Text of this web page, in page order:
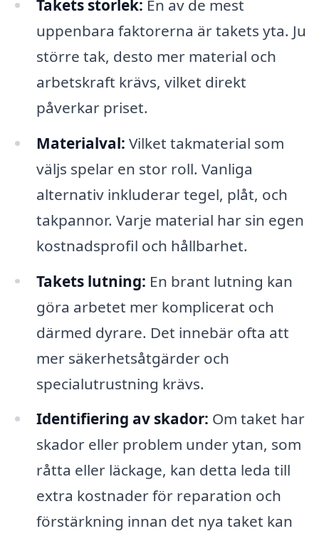
Takets storlek: En av de mest
uppenbara faktorerna är takets yta. Ju
större tak, desto mer material och
arbetskraft krävs, vilket direkt
påverkar priset.
Materialval: Vilket takmaterial som
väljs spelar en stor roll. Vanliga
alternativ inkluderar tegel, plåt, och
takpannor. Varje material har sin egen
kostnadsprofil och hållbarhet.
Takets lutning: En brant lutning kan
göra arbetet mer komplicerat och
därmed dyrare. Det innebär ofta att
mer säkerhetsåtgärder och
specialutrustning krävs.
Identifiering av skador: Om taket har
skador eller problem under ytan, som
råtta eller läckage, kan detta leda till
extra kostnader för reparation och
förstärkning innan det nya taket kan